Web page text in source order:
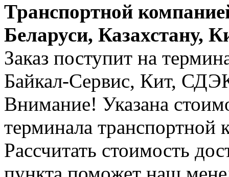
Транспортной
Беларуси, Казахстану,
Заказ поступит на
Байкал-Сервис, Кит,
Внимание! Указана
терминала транспортной
Рассчитать стоимость